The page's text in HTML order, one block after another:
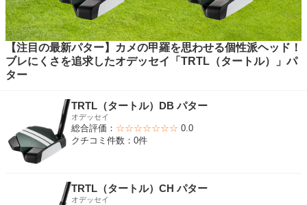
【注目の最新パター】カメの甲羅を思わせる個性派ヘッド！
ブレにくさを追求したオデッセイ「TRTL（タートル）」パ
ター
TRTL（タートル）DB パター
オデッセイ
総合評価： ☆☆☆☆☆☆☆ 0.0
クチコミ件数：0件
TRTL（タートル）CH パター
オデッセイ